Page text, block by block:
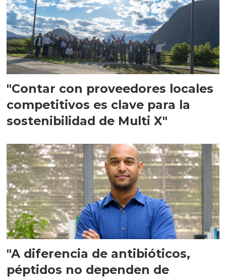
"Contar con proveedores locales
competitivos es clave para la
sostenibilidad de Multi X"
"A diferencia de antibióticos,
péptidos no dependen de